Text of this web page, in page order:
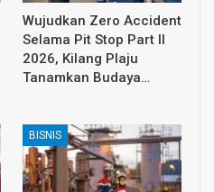
Wujudkan Zero Accident
Selama Pit Stop Part II
2026, Kilang Plaju
Tanamkan Budaya…
BISNIS